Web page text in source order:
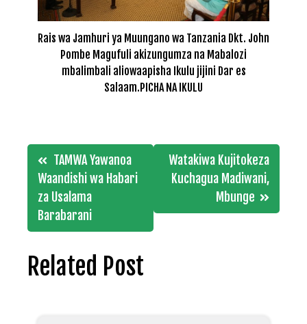
Rais wa Jamhuri ya Muungano wa Tanzania Dkt. John
Pombe Magufuli akizungumza na Mabalozi
mbalimbali aliowaapisha Ikulu jijini Dar es
Salaam.PICHA NA IKULU
Post
navigation
TAMWA Yawanoa
Waandishi wa Habari
za Usalama
Barabarani
Watakiwa Kujitokeza
Kuchagua Madiwani,
Mbunge
Related Post